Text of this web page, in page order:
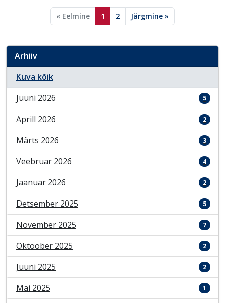
« Eelmine 1 2 Järgmine »
Arhiiv
Kuva kõik
Juuni 2026
5
Aprill 2026 2
Märts 2026 3
Veebruar 2026 4
Jaanuar 2026 2
Detsember 2025 5
November 2025 7
Oktoober 2025 2
Juuni 2025 2
Mai 2025 1